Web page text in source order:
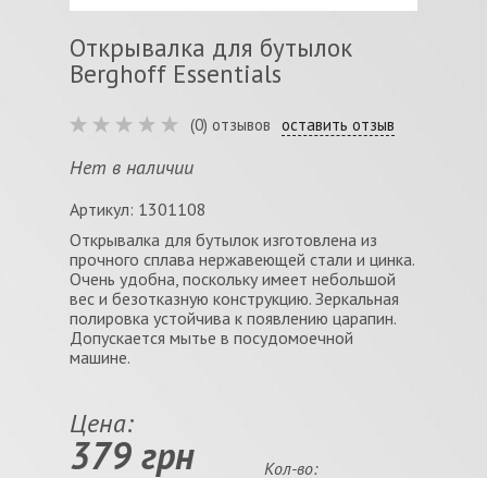
Открывалка для бутылок
Berghoff Essentials
(0) отзывов оставить отзыв
Нет в наличии
Артикул: 1301108
Открывалка для бутылок изготовлена из
прочного сплава нержавеющей стали и цинка.
Очень удобна, поскольку имеет небольшой
вес и безотказную конструкцию. Зеркальная
полировка устойчива к появлению царапин.
Допускается мытье в посудомоечной
машине.
Цена:
379 грн Кол-во: